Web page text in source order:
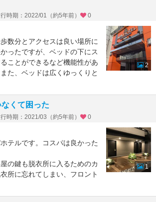
時期：2022/01（約5年前） 0
数分とアクセスは良い場所に
ったですが、ベッドの下にス
ことができるなど機能性があ
た、ベッドは広くゆっくりと
2
くて困った
時期：2021/03（約5年前） 0
テルです。コスパは良かった
の鍵も脱衣所に入るためのカ
所に忘れてしまい、フロント
たもいらっしゃいませんでし
1